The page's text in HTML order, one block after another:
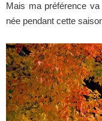
Mais ma préférence
née pendant cette